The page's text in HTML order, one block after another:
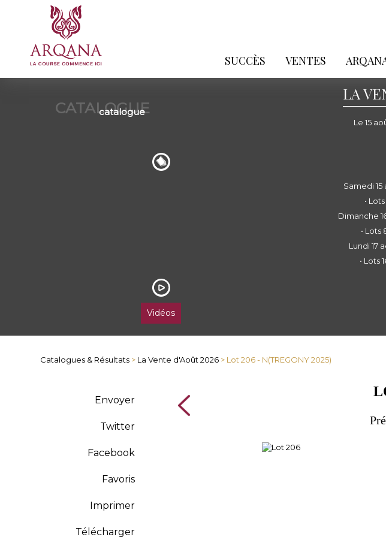
SUCCÈS VENTES
CATALOGUE
catalogue
LA
Le 15
Vidéos
Samedi 15
•
Dimanche
• Lots
Lundi 17
• Lots
Catalogues & Résultats > La Vente d'Août 2026 > Lot 206 - N(TREGONY 2025)
Envoyer
Twitter
Facebook
Favoris
Imprimer
Télécharger